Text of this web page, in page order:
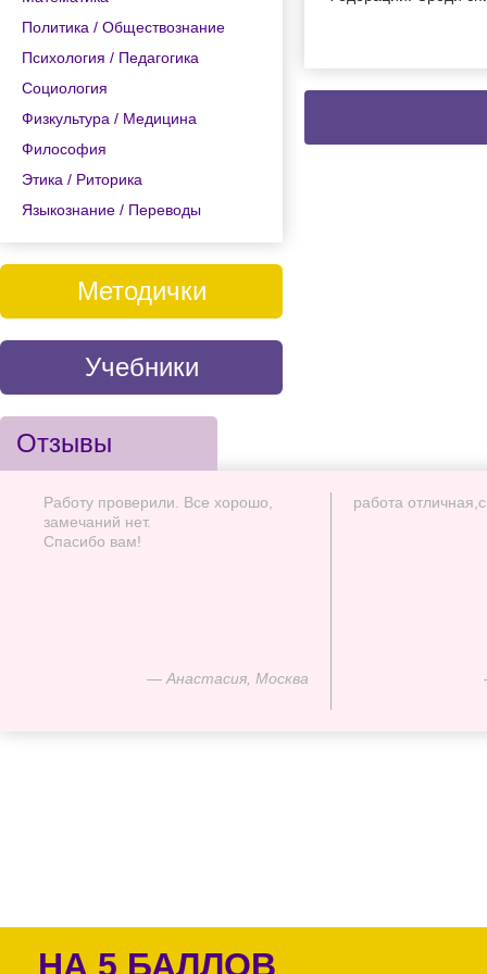
Политика / Обществознание
Психология / Педагогика
Социология
Физкультура / Медицина
Философия
Этика / Риторика
Языкознание / Переводы
Методички
Учебники
Отзывы
— Анастасия, Москва
Работу проверили. Все хорошо,
замечаний нет.
Спасибо вам!
работа
НА 5 БАЛЛОВ